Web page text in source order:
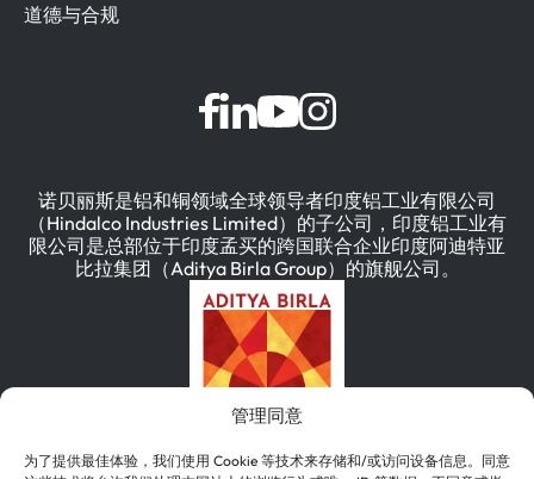
管理同意
为了提供最佳体验，我们使用 Cookie 等技术来存储和/或访问设备信息。同意
道德与合规
诺贝丽斯是铝和铜领域全球领导者印度铝工业有限公司
（Hindalco Industries Limited）的子公司，印度铝工业有
限公司是总部位于印度孟买的跨国联合企业印度阿迪特亚
比拉集团（Aditya Birla Group）的旗舰公司。